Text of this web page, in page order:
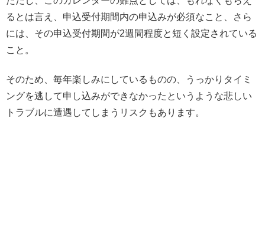
るとは言え、申込受付期間内の申込みが必須なこと、さら
には、その申込受付期間が2週間程度と短く設定されている
こと。
そのため、毎年楽しみにしているものの、うっかりタイミ
ングを逃して申し込みができなかったというような悲しい
トラブルに遭遇してしまうリスクもあります。